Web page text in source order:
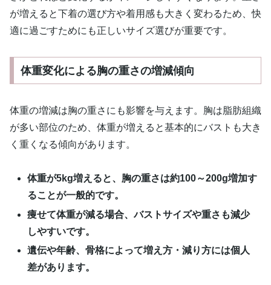
が増えると下着の選び方や着用感も大きく変わるため、快
適に過ごすためにも正しいサイズ選びが重要です。
体重変化による胸の重さの増減傾向
体重の増減は胸の重さにも影響を与えます。胸は脂肪組織
が多い部位のため、体重が増えると基本的にバストも大き
く重くなる傾向があります。
体重が5kg増えると、胸の重さは約100～200g増加す
ることが一般的です。
痩せて体重が減る場合、バストサイズや重さも減少
しやすいです。
遺伝や年齢、骨格によって増え方・減り方には個人
差があります。